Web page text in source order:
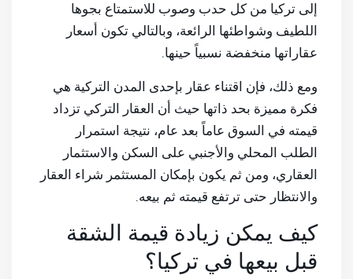
إلى تركيا من كل حدب وصوب للاستمتاع بجوها
اللطيف وشواطئها الرائعة، وبالتالي تكون أسعار
عقاراتها منخفضة نسبياً حينها.
ومع ذلك، فإن اقتناء عقار بإحدى المدن التركية هي
فكرة مميزة بحد ذاتها حيث أن العقار التركي تزداد
قيمته في السوق عاماً بعد عام، نتيجة استمرار
الطلب المحلي والأجنبي على السكن والاستثمار
العقاري، ومن ثم يكون بإمكان المستثمر شراء العقار
والانتظار حتى ترتفع قيمته ثم بيعه.
كيف يمكن زيادة قيمة الشقة
قبل بيعها في تركيا؟